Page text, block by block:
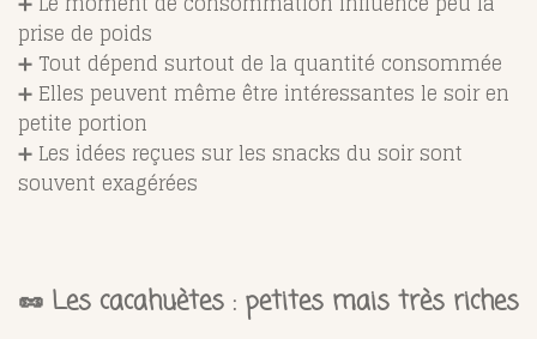
prise de poids
➕ Tout dépend surtout de la quantité consommée
➕ Elles peuvent même être intéressantes le soir en
petite portion
➕ Les idées reçues sur les snacks du soir sont
souvent exagérées
🥜 Les cacahuètes : petites mais très riches